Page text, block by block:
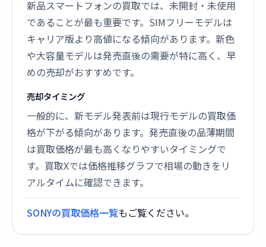
新品スマートフォンの買取では、未開封・未使用
であることが最も重要です。SIMフリーモデルは
キャリア版より高値になる傾向があります。新色
や大容量モデルは発売直後の需要が特に高く、早
めの売却がおすすめです。
売却タイミング
一般的に、新モデル発表前は現行モデルの買取価
格が下がる傾向があります。発売直後の品薄期間
は買取価格が最も高くなりやすいタイミングで
す。買取Xでは価格推移グラフで相場の動きをリ
アルタイムに確認できます。
SONYの買取価格一覧もご覧ください。